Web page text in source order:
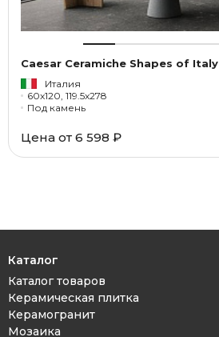
Caesar Ceramiche Shapes of Italy
Италия
60x120, 119.5x278
Под камень
Цена от 6 598 ₽
Каталог
Каталог товаров
Керамическая плитка
Керамогранит
Мозаика